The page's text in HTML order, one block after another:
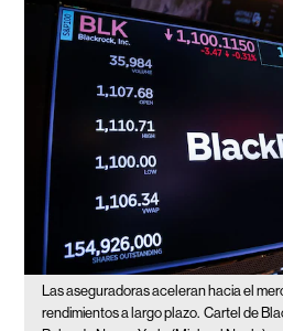
Las aseguradoras aceleran hacia el
rendimientos a largo plazo. Cartel de